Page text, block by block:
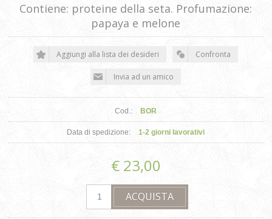
Contiene: proteine della seta. Profumazione:
papaya e melone
Cod.: BOR
Data di spedizione: 1-2 giorni lavorativi
€ 23,00